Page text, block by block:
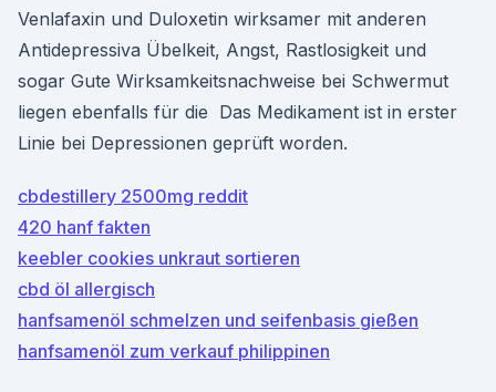
Venlafaxin und Duloxetin wirksamer mit anderen
Antidepressiva Übelkeit, Angst, Rastlosigkeit und
sogar Gute Wirksamkeitsnachweise bei Schwermut
liegen ebenfalls für die Das Medikament ist in erster
Linie bei Depressionen geprüft worden.
cbdestillery 2500mg reddit
420 hanf fakten
keebler cookies unkraut sortieren
cbd öl allergisch
hanfsamenöl schmelzen und seifenbasis gießen
hanfsamenöl zum verkauf philippinen